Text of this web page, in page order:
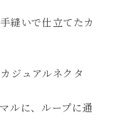
縫いで仕立てたカ
ジュアルネクタ
ルに、ループに通